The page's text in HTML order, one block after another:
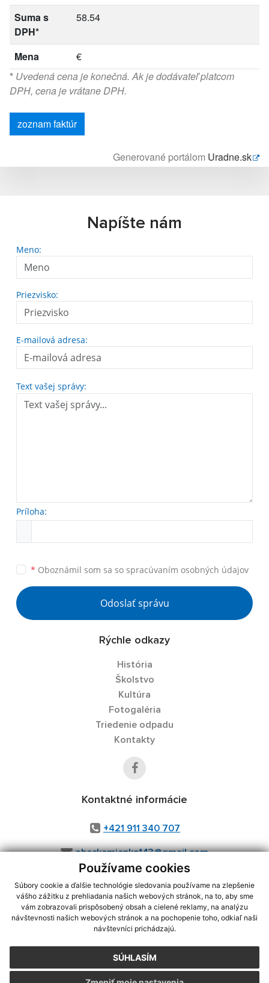
Používame cookies
Súbory cookie a ďalšie technológie sledovania používame na zlepšenie
vášho zážitku z prehliadania našich webových stránok, na to, aby sme
vám zobrazovali prispôsobený obsah a cielené reklamy, na analýzu
návštevnosti našich webových stránok a na pochopenie toho, odkiaľ naši
návštevníci prichádzajú.
SÚHLASÍM
Suma s
DPH*
58.54
Mena
€
* Uvedená cena je konečná. Ak je dodávateľ platcom
DPH, cena je vrátane DPH.
zoznam faktúr
Generované portálom Uradne.sk
Napíšte nám
Meno:
Priezvisko:
E-mailová adresa:
Text vašej správy:
Príloha:
* Oboznámil som sa so spracúvaním osobných údajov
Odoslať správu
Rýchle odkazy
História
Školstvo
Kultúra
Fotogaléria
Triedenie odpadu
Kontakty
Kontaktné informácie
+421 911 340 707
obeckamienka143@gmail.com
využite možnosť získavania aktuálnych informácií s využitím RSS
CMS systém (redakčný) systém ECHELON 2,Mapa stránok,web portál
webex.digital, s.r.o.,domény,registrácia domény
Posledná aktualizácia:07.08.2026